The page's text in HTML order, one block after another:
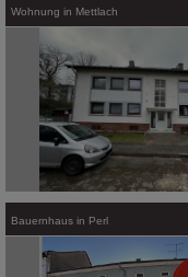
Wohnung in Mettlach
Bauernhaus in Perl